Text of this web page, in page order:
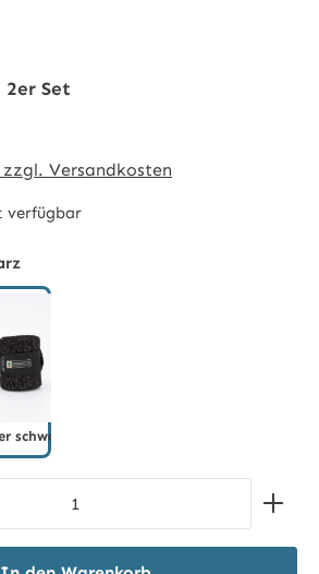
2er Set
Versandkosten
verfügbar
zurzeit nicht verfügbar.)
schwarz
Gib den gewünschten Wert ein